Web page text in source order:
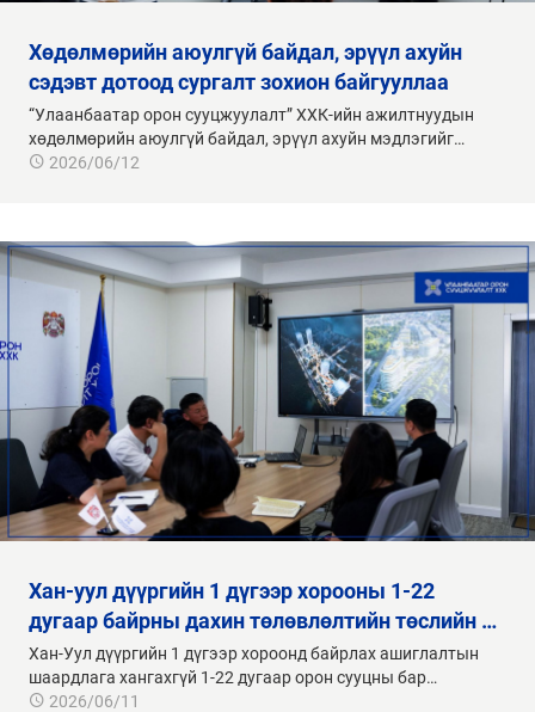
хөдөлмөрийн аюулгүй байдал, эрүүл ахуйн
сэдэвт дотоод сургалт зохион байгууллаа
“Улаанбаатар орон сууцжуулалт” ХХК-ийн ажилтнуудын
хөдөлмөрийн аюулгүй байдал, эрүүл ахуйн мэдлэгийг…
2026/06/12
хан-уул дүүргийн 1 дүгээр хорооны 1-22
дугаар байрны дахин төлөвлөлтийн төслийн …
Хан-Уул дүүргийн 1 дүгээр хороонд байрлах ашиглалтын
шаардлага хангахгүй 1-22 дугаар орон сууцны бар…
2026/06/11